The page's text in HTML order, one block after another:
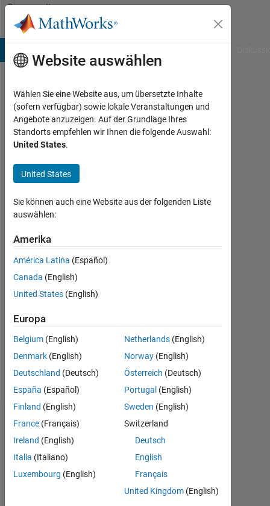
Weiter zum Inhalt
Community
Profile
Colin
Raymond
Last
mehr
als 3
Jahre
Aktiv
seit
2017
0
Following:
0
Follow
Dashboard
Statistik
MATLAB Answers
Website auswählen
Wählen Sie eine Website aus, um übersetzte Inhalte
(sofern verfügbar) sowie lokale Veranstaltungen und
Angebote anzuzeigen. Auf der Grundlage Ihres
Standorts empfehlen wir Ihnen die folgende Auswahl:
United States.
United States
Sie können auch eine Website aus der folgenden Liste
auswählen:
Amerika
América Latina (Español)
Canada (English)
United States (English)
Europa
Belgium (English)
Denmark (English)
Deutschland (Deutsch)
España (Español)
Finland (English)
France (Français)
Ireland (English)
Italia (Italiano)
Luxembourg (English)
Netherlands (English)
Norway (English)
Österreich (Deutsch)
Portugal (English)
Sweden (English)
Switzerland
Deutsch
English
Français
United Kingdom (English)